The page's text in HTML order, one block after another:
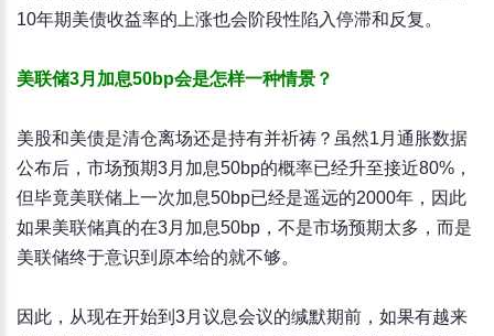
10年期美债收益率的上涨也会阶段性陷入停滞和反复。
美联储3月加息50bp会是怎样一种情景？
美股和美债是清仓离场还是持有并祈祷？虽然1月通胀数据
公布后，市场预期3月加息50bp的概率已经升至接近80%，
但毕竟美联储上一次加息50bp已经是遥远的2000年，因此
如果美联储真的在3月加息50bp，不是市场预期太多，而是
美联储终于意识到原本给的就不够。
因此，从现在开始到3月议息会议的缄默期前，如果有越来